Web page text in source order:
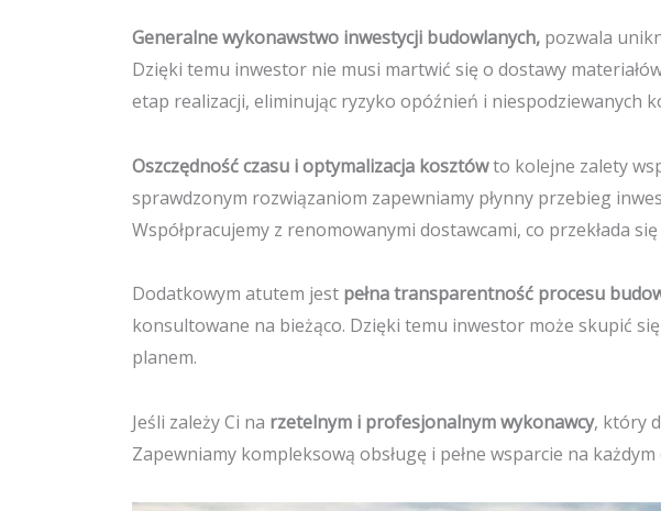
Generalne wykonawstwo inwestycji budowlanych, pozwala
Dzięki temu inwestor nie musi martwić się o dostawy
etap realizacji, eliminując ryzyko opóźnień i niespodziewanych
Oszczędność czasu i optymalizacja kosztówto kolejne zalety
sprawdzonym rozwiązaniom zapewniamy płynny przebieg
Współpracujemy z renomowanymi dostawcami, co przekłada
Dodatkowym atutem jest pełna transparentność procesu
konsultowane na bieżąco. Dzięki temu inwestor może skupić
planem.
Jeśli zależy Ci na rzetelnym i profesjonalnym wykonawcy, który
Zapewniamy kompleksową obsługę i pełne wsparcie na